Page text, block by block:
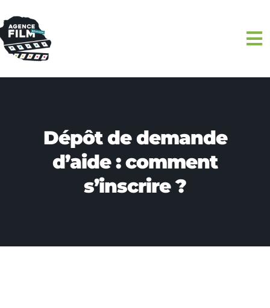
au
contenu
TOURNÉ PRÈS DE CHEZ VOUS
Dépôt de demande
d’aide : comment
s’inscrire ?